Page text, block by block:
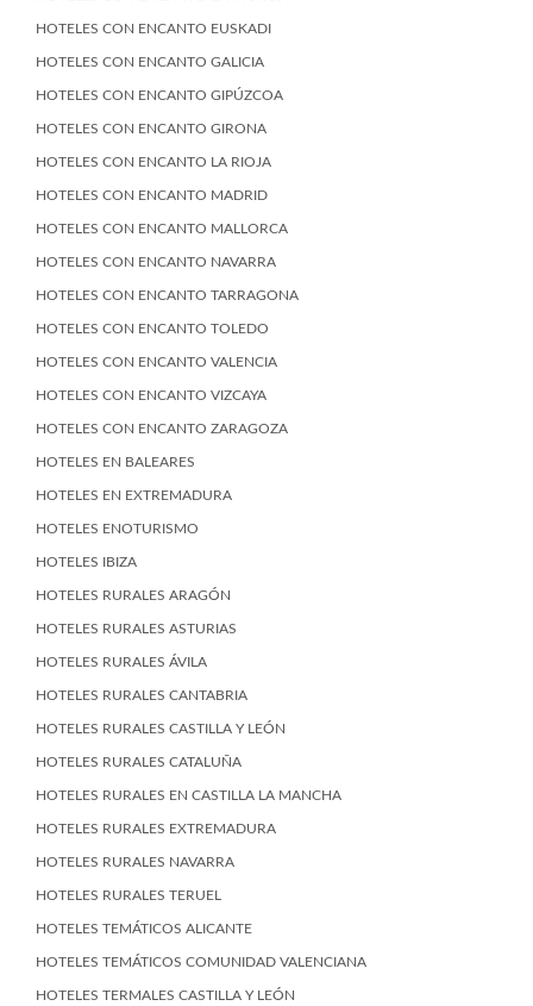
HOTELES CON ENCANTO EUSKADI
HOTELES CON ENCANTO GALICIA
HOTELES CON ENCANTO GIPÚZCOA
HOTELES CON ENCANTO GIRONA
HOTELES CON ENCANTO LA RIOJA
HOTELES CON ENCANTO MADRID
HOTELES CON ENCANTO MALLORCA
HOTELES CON ENCANTO NAVARRA
HOTELES CON ENCANTO TARRAGONA
HOTELES CON ENCANTO TOLEDO
HOTELES CON ENCANTO VALENCIA
HOTELES CON ENCANTO VIZCAYA
HOTELES CON ENCANTO ZARAGOZA
HOTELES EN BALEARES
HOTELES EN EXTREMADURA
HOTELES ENOTURISMO
HOTELES IBIZA
HOTELES RURALES ARAGÓN
HOTELES RURALES ASTURIAS
HOTELES RURALES ÁVILA
HOTELES RURALES CANTABRIA
HOTELES RURALES CASTILLA Y LEÓN
HOTELES RURALES CATALUÑA
HOTELES RURALES EN CASTILLA LA MANCHA
HOTELES RURALES EXTREMADURA
HOTELES RURALES NAVARRA
HOTELES RURALES TERUEL
HOTELES TEMÁTICOS ALICANTE
HOTELES TEMÁTICOS COMUNIDAD VALENCIANA
HOTELES TERMALES CASTILLA Y LEÓN